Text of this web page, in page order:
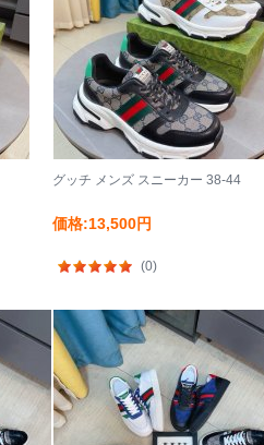
グッチ メンズ スニーカー 38-44
価格:13,500円
(0)